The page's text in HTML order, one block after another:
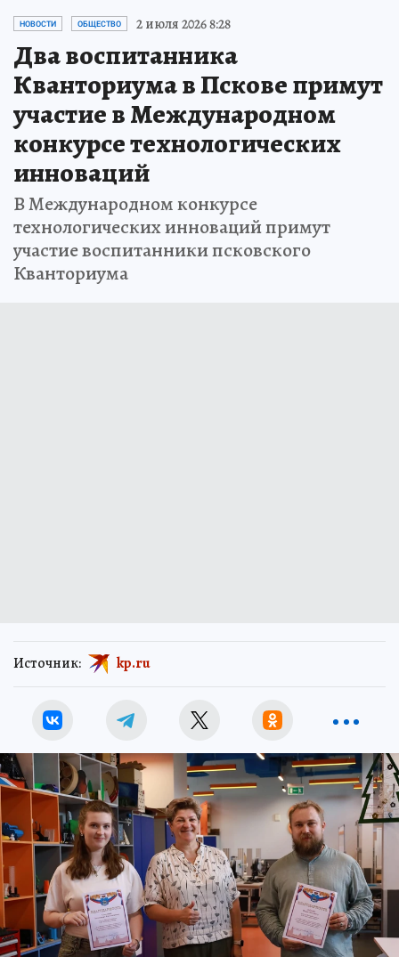
НОВОСТИ ОБЩЕСТВО 2 июля 2026 8:28
Два воспитанника
Кванториума в Пскове примут
участие в Международном
конкурсе технологических
инноваций
В Международном конкурсе
технологических инноваций примут
участие воспитанники псковского
Кванториума
Источник: kp.ru